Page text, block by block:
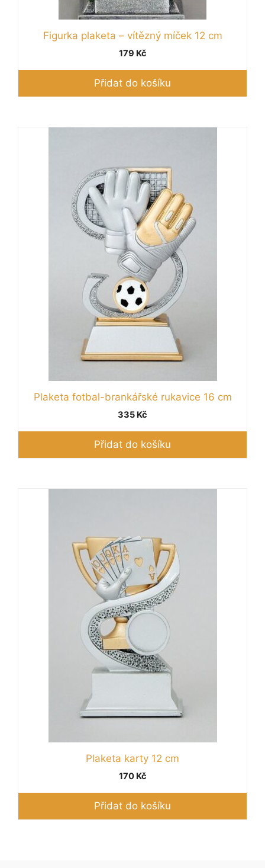
Figurka plaketa – vítězný míček 12 cm
179 Kč
Přidat do košíku
Plaketa fotbal-brankářské rukavice 16 cm
335 Kč
Přidat do košíku
Plaketa karty 12 cm
170 Kč
Přidat do košíku